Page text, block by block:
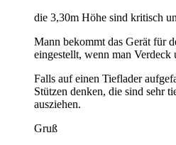
die 3,30m Höhe sind kritisch
Mann bekommt das Gerät für
eingestellt, wenn man Verdeck
Falls auf einen Tieflader
Stützen denken, die sind sehr
ausziehen.
Gruß